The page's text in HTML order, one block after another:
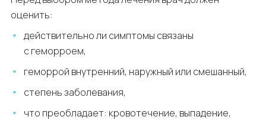
оценить:
действительно ли симптомы связаны
с геморроем,
геморрой внутренний, наружный или смешанный,
степень заболевания,
что преобладает: кровотечение, выпадение,